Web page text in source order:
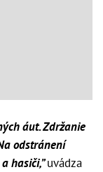
áut. Zdržanie
odstránení
hasiči,”uvádza